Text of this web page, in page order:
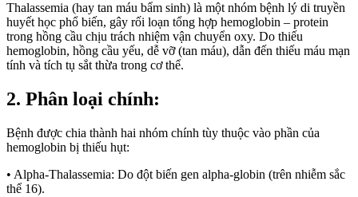
Thalassemia (hay tan máu bẩm sinh) là một nhóm bệnh lý di truyền
huyết học phổ biến, gây rối loạn tổng hợp hemoglobin – protein
trong hồng cầu chịu trách nhiệm vận chuyển oxy. Do thiếu
hemoglobin, hồng cầu yếu, dễ vỡ (tan máu), dẫn đến thiếu máu mạn
tính và tích tụ sắt thừa trong cơ thể.
2. Phân loại chính:
Bệnh được chia thành hai nhóm chính tùy thuộc vào phần của
hemoglobin bị thiếu hụt:
• Alpha-Thalassemia: Do đột biến gen alpha-globin (trên nhiễm sắc
thể 16).